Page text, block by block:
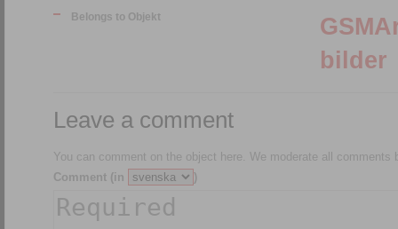
Belongs to Objekt
bilder
Leave a comment
You can comment on the object here. We moderate all comments
Comment (in
)